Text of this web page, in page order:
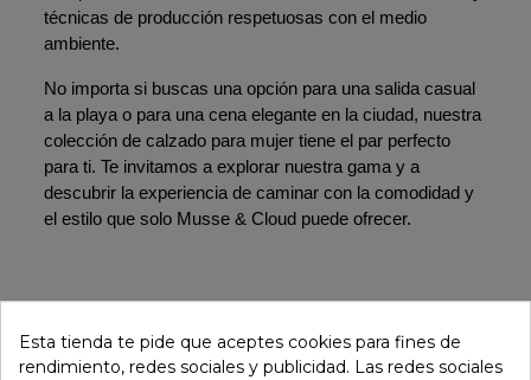
técnicas de producción respetuosas con el medio
ambiente.
No importa si buscas una opción para una salida casual
a la playa o para una cena elegante en la ciudad, nuestra
colección de calzado para mujer tiene el par perfecto
para ti. Te invitamos a explorar nuestra gama y a
descubrir la experiencia de caminar con la comodidad y
el estilo que solo Musse & Cloud puede ofrecer.
Newsletter
Esta tienda te pide que aceptes cookies para fines de
rendimiento, redes sociales y publicidad. Las redes sociales